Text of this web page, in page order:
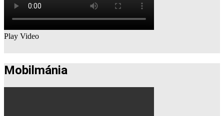
Play Video
Mobilmánia